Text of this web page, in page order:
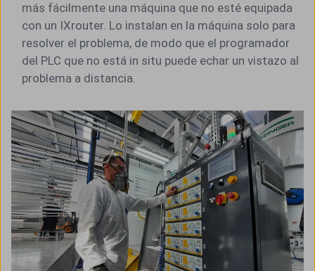
más fácilmente una máquina que no esté equipada
con un IXrouter. Lo instalan en la máquina solo para
resolver el problema, de modo que el programador
del PLC que no está in situ puede echar un vistazo al
problema a distancia.